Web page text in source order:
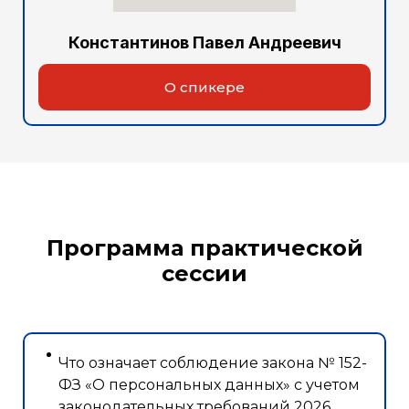
Константинов Павел Андреевич
О спикере
Программа практической
сессии
Что означает соблюдение закона № 152-
ФЗ «О персональных данных» с учетом